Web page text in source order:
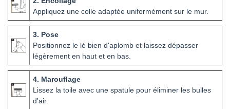
Appliquez une colle adaptée uniformément sur le mur.
3. Pose
Positionnez le lé bien d'aplomb et laissez dépasser
légèrement en haut et en bas.
4. Marouflage
Lissez la toile avec une spatule pour éliminer les bulles
d'air.